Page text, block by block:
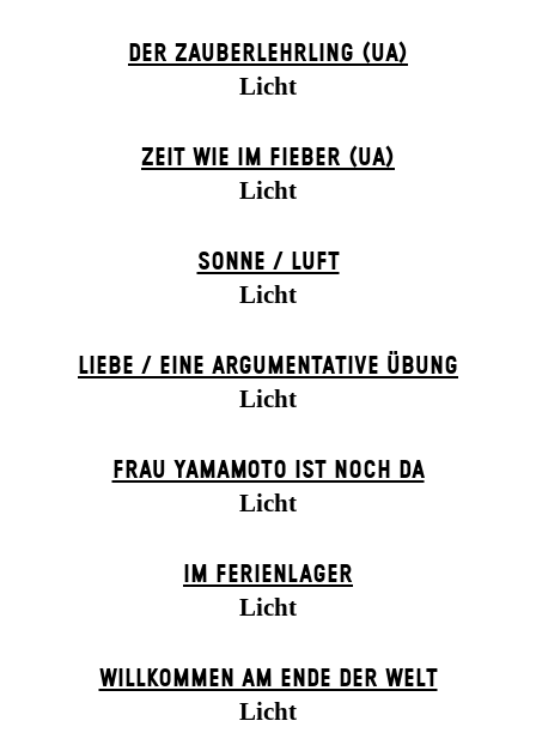
DER ZAUBER­LEHRLING (UA)
Licht
ZEIT WIE IM FIEBER (UA)
Licht
SONNE / LUFT
Licht
LIEBE / EINE ARGUMENTATIVE ÜBUNG
Licht
FRAU YAMAMOTO IST NOCH DA
Licht
IM FERIEN­LAGER
Licht
WILLKOMMEN AM ENDE DER WELT
Licht